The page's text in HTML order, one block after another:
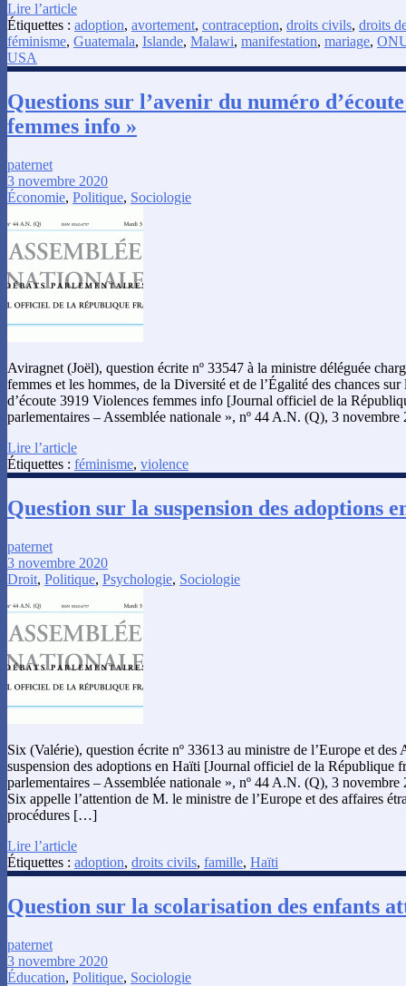
Lire l’article
Étiquettes : adoption, avortement, contraception, droits civils, droits
féminisme, Guatemala, Islande, Malawi, manifestation, mariage,
USA
Questions sur l’avenir du numéro
femmes info »
paternet
3 novembre 2020
Économie, Politique, Sociologie
Aviragnet (Joël), question écrite nº 33547 à la ministre déléguée
femmes et les hommes, de la Diversité et de l’Égalité des chances
d’écoute 3919 Violences femmes info [Journal officiel de la
parlementaires – Assemblée nationale », nº 44 A.N. (Q), 3
Lire l’article
Étiquettes : féminisme, violence
Question sur la suspension des adoptions
paternet
3 novembre 2020
Droit, Politique, Psychologie, Sociologie
Six (Valérie), question écrite nº 33613 au ministre de l’Europe et des
suspension des adoptions en Haïti [Journal officiel de la République
parlementaires – Assemblée nationale », nº 44 A.N. (Q), 3
Six appelle l’attention de M. le ministre de l’Europe et des affaires
procédures […]
Lire l’article
Étiquettes : adoption, droits civils, famille, Haïti
Question sur la scolarisation des enfants
paternet
3 novembre 2020
Éducation, Politique, Sociologie